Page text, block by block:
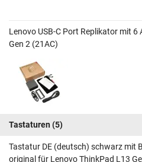
Lenovo USB-C Port Replikator mit
Gen 2 (21AC)
Tastaturen (5)
Tastatur DE (deutsch) schwarz mit
original für Lenovo ThinkPad L13